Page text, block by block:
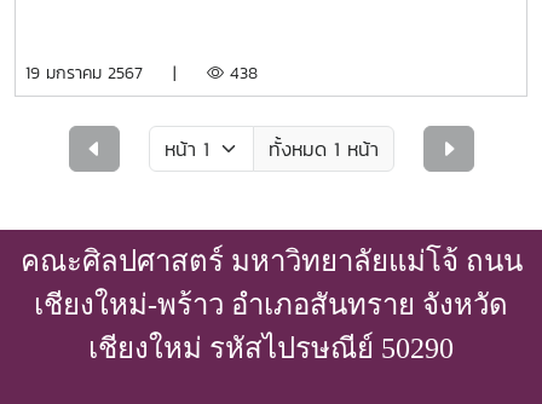
19 มกราคม 2567 | 438
ทั้งหมด 1 หน้า
คณะศิลปศาสตร์ มหาวิทยาลัยแม่โจ้ ถนน
เชียงใหม่-พร้าว อำเภอสันทราย จังหวัด
เชียงใหม่ รหัสไปรษณีย์ 50290